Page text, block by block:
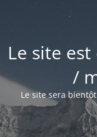
Le site
/
Le site sera